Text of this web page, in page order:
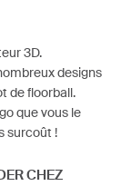
3D.
designs
de floorball.
que vous le
surcoût !
CHEZ